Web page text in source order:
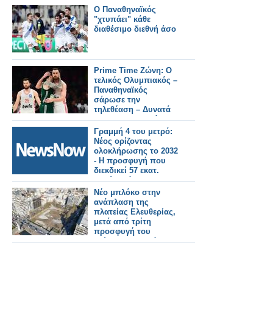
Ο Παναθηναϊκός
"χτυπάει" κάθε
διαθέσιμο διεθνή άσο
Prime Time Ζώνη: Ο
τελικός Ολυμπιακός –
Παναθηναϊκός
σάρωσε την
τηλεθέαση – Δυνατά
το «Να Μ' Αγαπάς»
και το «Μπαμπά Σ'
Αγαπώ»
Γραμμή 4 του μετρό:
Νέος ορίζοντας
ολοκλήρωσης το 2032
- Η προσφυγή που
διεκδικεί 57 εκατ.
ευρώ από
κατασκευαστικές.
Νέο μπλόκο στην
ανάπλαση της
πλατείας Ελευθερίας,
μετά από τρίτη
προσφυγή του
δεύτερου μειοδότη